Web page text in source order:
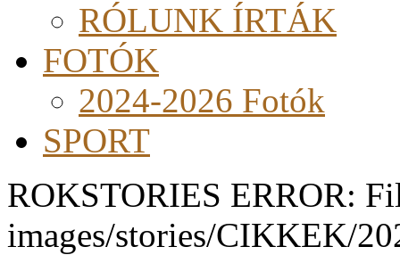
RÓLUNK ÍRTÁK
FOTÓK
2024-2026 Fotók
SPORT
ROKSTORIES ERROR:
images/stories/CIKKEK/